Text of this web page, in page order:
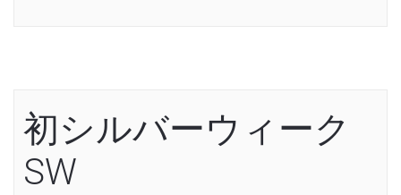
初シルバーウィーク
SW